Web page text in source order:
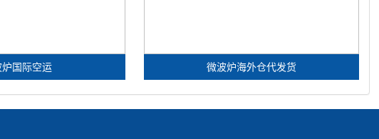
国际空运 微波炉海外仓代发货